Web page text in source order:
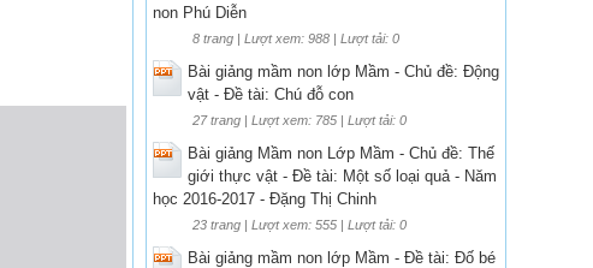
non Phú Diễn
8 trang | Lượt xem: 988 | Lượt tải: 0
Bài giảng mầm non lớp Mầm - Chủ đề: Động
vật - Đề tài: Chú đỗ con
27 trang | Lượt xem: 785 | Lượt tải: 0
Bài giảng Mầm non Lớp Mầm - Chủ đề: Thế
giới thực vật - Đề tài: Một số loại quả - Năm
học 2016-2017 - Đặng Thị Chinh
23 trang | Lượt xem: 555 | Lượt tải: 0
Bài giảng mầm non lớp Mầm - Đề tài: Đố bé